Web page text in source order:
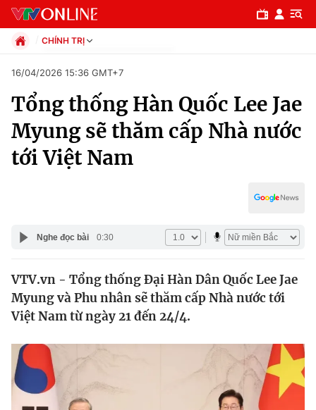
Chuyên mục
Chính trị
Thế giới
Thế giới đó đây
Câu chuyện quốc tế
Kinh tế
Tài chính
Thị trường
Dữ liệu và đời sống
CHÍNH TRỊ
Xã hội
Pháp luật
Kinh tế
Thể thao
Truyền hình
Văn hóa - Giải trí
Giáo dục
16/04/2026 15:36 GMT+7
Tổng thống Hàn Quốc Lee Jae
Myung sẽ thăm cấp Nhà nước
tới Việt Nam
Nghe đọc bài 0:30
VTV.vn - Tổng thống Đại Hàn Dân Quốc Lee Jae
Myung và Phu nhân sẽ thăm cấp Nhà nước tới
Việt Nam từ ngày 21 đến 24/4.